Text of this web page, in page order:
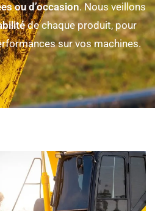
ou d’occasion. Nous veillons
de chaque produit, pour
sur vos machines.